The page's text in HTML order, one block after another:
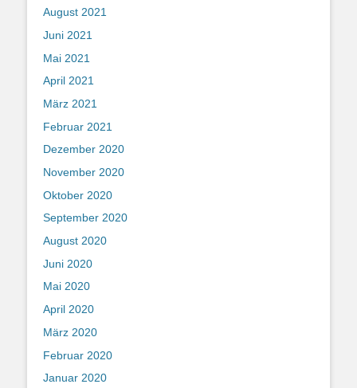
August 2021
Juni 2021
Mai 2021
April 2021
März 2021
Februar 2021
Dezember 2020
November 2020
Oktober 2020
September 2020
August 2020
Juni 2020
Mai 2020
April 2020
März 2020
Februar 2020
Januar 2020